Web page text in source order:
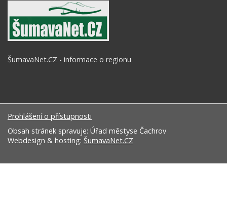
ŠumavaNet.CZ - informace o regionu
Prohlášení o přístupnosti
Obsah stránek spravuje: Úřad městyse Čachrov
Webdesign & hosting: ŠumavaNet.CZ